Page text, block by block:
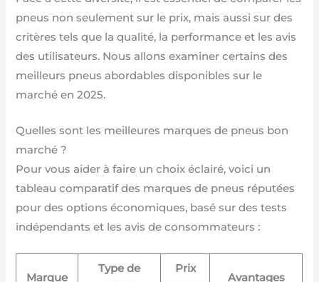
pneus non seulement sur le prix, mais aussi sur des
critères tels que la qualité, la performance et les avis
des utilisateurs. Nous allons examiner certains des
meilleurs pneus abordables disponibles sur le
marché en 2025.
Quelles sont les meilleures marques de pneus bon
marché ?
Pour vous aider à faire un choix éclairé, voici un
tableau comparatif des marques de pneus réputées
pour des options économiques, basé sur des tests
indépendants et les avis de consommateurs :
Marque
Type de
Prix
Avantages